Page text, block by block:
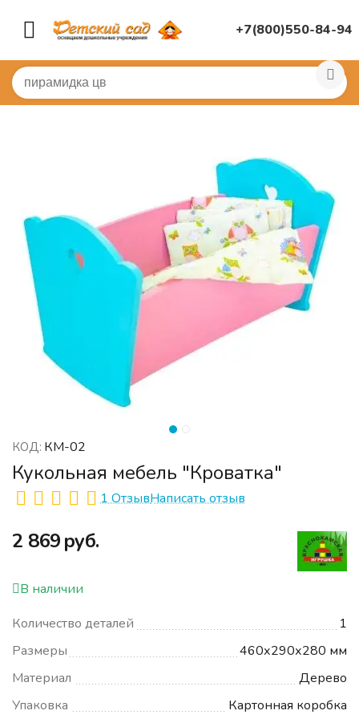
+7(800)550-84-94
Главная / ИГРУШКИ ДЛЯ ДЕТСКОГО САДА Мебель
КОД: КМ-02
Кукольная мебель "Кроватка"
1 ОтзывНаписать отзыв
‍2 869‍руб.
В наличии
Количество деталей
1
Размеры
460х290х280 мм
Материал
Дерево
Упаковка
Картонная коробка